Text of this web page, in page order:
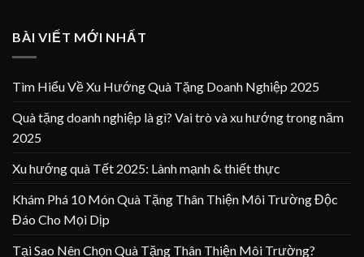
BÀI VIẾT MỚI NHẤT
Tìm Hiểu Về Xu Hướng Quà Tặng Doanh Nghiệp 2025
Quà tặng doanh nghiệp là gì? Vai trò và xu hướng trong năm
2025
Xu hướng quà Tết 2025: Lành mạnh & thiết thực
Khám Phá 10 Món Quà Tặng Thân Thiện Môi Trường Độc
Đáo Cho Mọi Dịp
Tại Sao Nên Chọn Quà Tặng Thân Thiện Môi Trường?